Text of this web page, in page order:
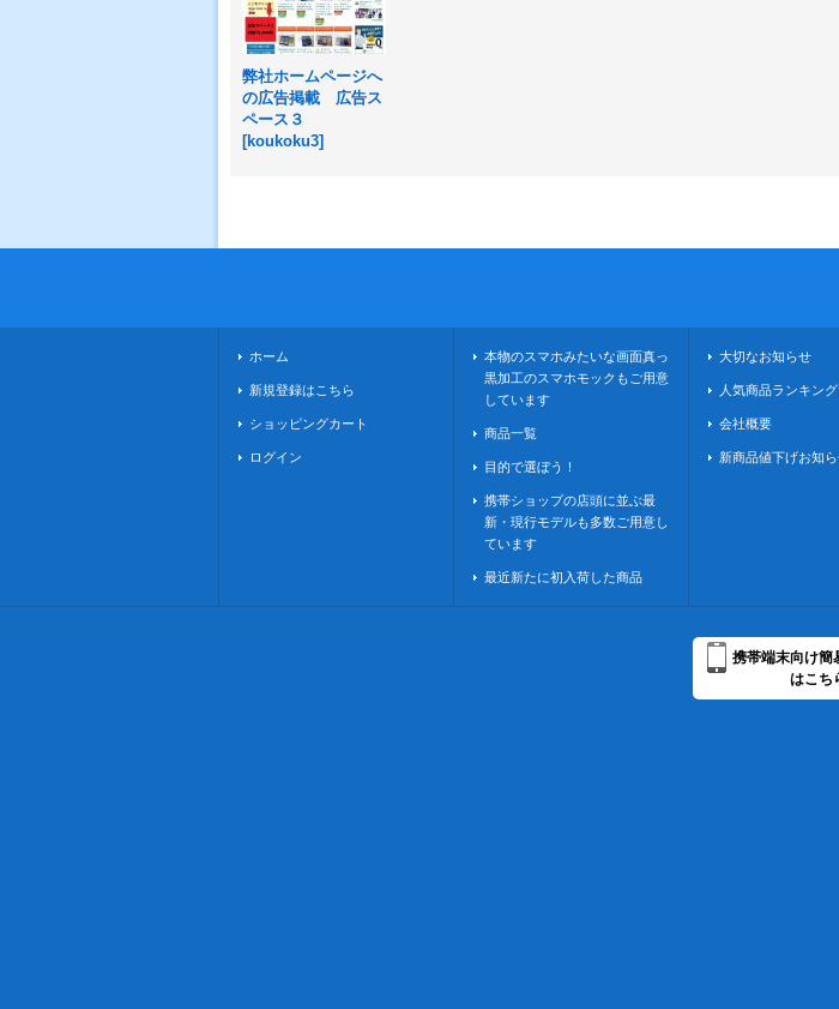
弊社ホームページへ
の広告掲載 広告ス
ペース３
[koukoku3]
ホーム
新規登録はこちら
ショッピングカート
ログイン
本物のスマホみたいな画面真っ
黒加工のスマホモックもご用意
しています
商品一覧
目的で選ぼう！
携帯ショップの店頭に並ぶ最
新・現行モデルも多数ご用意し
ています
最近新たに初入荷した商品
大切なお知らせ
人気商品ランキング
会社概要
新商品値下げお知
携帯端末向け簡
はこち